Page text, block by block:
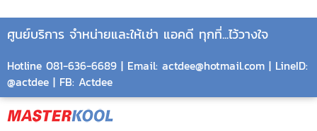
ศูนย์บริการ จำหน่ายและให้เช่า แอคดี ทุกที่...ไว้วางใจ
Hotline 081-636-6689 | Email: actdee@hotmail.com | LineID:
@actdee | FB: Actdee